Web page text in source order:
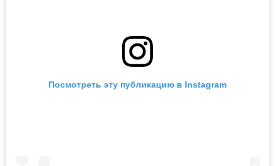
Посмотреть эту публикацию в Instagram